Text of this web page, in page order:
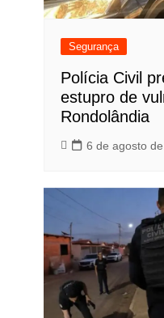
Segurança
Polícia Civil
estupro de
Rondolândia
6 de agosto